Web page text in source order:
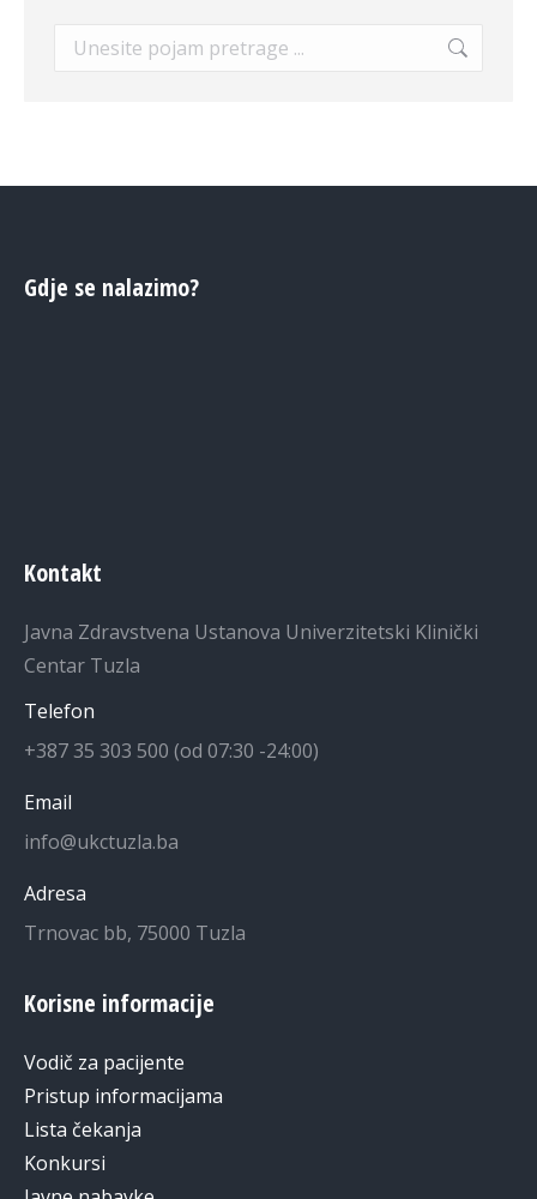
Search:
Gdje se nalazimo?
Kontakt
Javna Zdravstvena Ustanova Univerzitetski Klinički
Centar Tuzla
Telefon
+387 35 303 500 (od 07:30 -24:00)
Email
info@ukctuzla.ba
Adresa
Trnovac bb, 75000 Tuzla
Korisne informacije
Vodič za pacijente
Pristup informacijama
Lista čekanja
Konkursi